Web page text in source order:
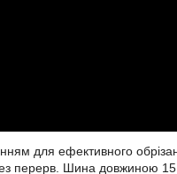
для ефективного
перерв. Шина довжиною 15